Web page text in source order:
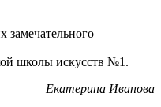
школы искусств №1.
Екатерина Иванова